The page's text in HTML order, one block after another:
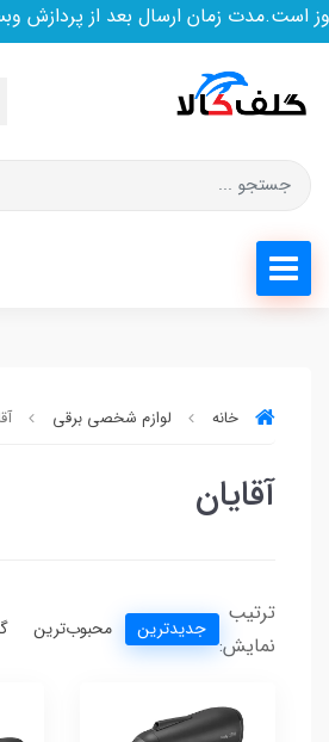
زمان ارسال بعد از پردازش
خانه لوازم شخصی برقی
آقایان
ترتیب
نمایش:
جدیدترین محبوب‌ترین